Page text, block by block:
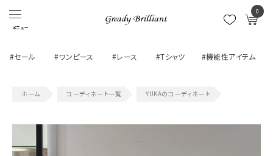
メニュー
0
#セール #ワンピース #レース #Tシャツ #機能性アイテム
コーディネート一覧 YUKAのコーディネート